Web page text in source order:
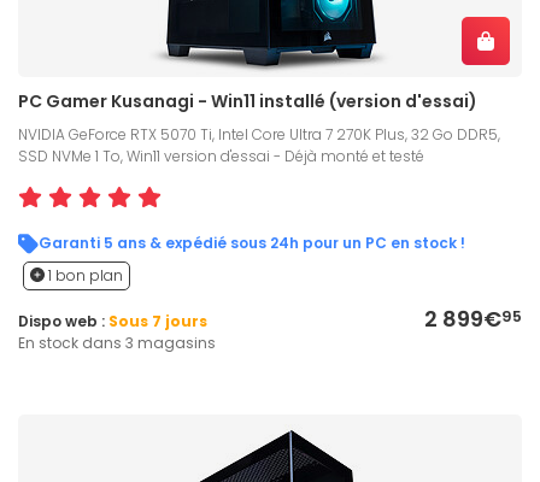
PC Gamer Kusanagi - Win11 installé (version d'essai)
NVIDIA GeForce RTX 5070 Ti, Intel Core Ultra 7 270K Plus, 32 Go DDR5,
SSD NVMe 1 To, Win11 version d'essai - Déjà monté et testé
Garanti 5 ans & expédié sous 24h pour un PC en stock !
1 bon plan
2 899€95
Dispo web : Sous 7 jours
En stock dans 3 magasins